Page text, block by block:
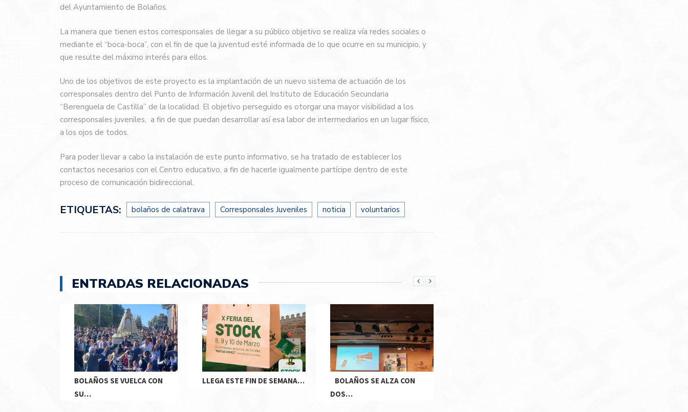
del Ayuntamiento de Bolaños.
La manera que tienen estos corresponsales de llegar a su público objetivo se realiza vía redes sociales o
mediante el “boca-boca”, con el fin de que la juventud esté informada de lo que ocurre en su municipio, y
que resulte del máximo interés para ellos.
Uno de los objetivos de este proyecto es la implantación de un nuevo sistema de actuación de los
corresponsales dentro del Punto de Información Juvenil del Instituto de Educación Secundaria
“Berenguela de Castilla” de la localidad. El objetivo perseguido es otorgar una mayor visibilidad a los
corresponsales juveniles, a fin de que puedan desarrollar así esa labor de intermediarios en un lugar físico,
a los ojos de todos.
Para poder llevar a cabo la instalación de este punto informativo, se ha tratado de establecer los
contactos necesarios con el Centro educativo, a fin de hacerle igualmente partícipe dentro de este
proceso de comunicación bidireccional.
ETIQUETAS: bolaños de calatrava Corresponsales Juveniles noticia voluntarios
ENTRADAS RELACIONADAS
BOLAÑOS SE VUELCA CON
SU…
LLEGA ESTE FIN DE SEMANA…
BOLAÑOS SE ALZA CON
DOS…